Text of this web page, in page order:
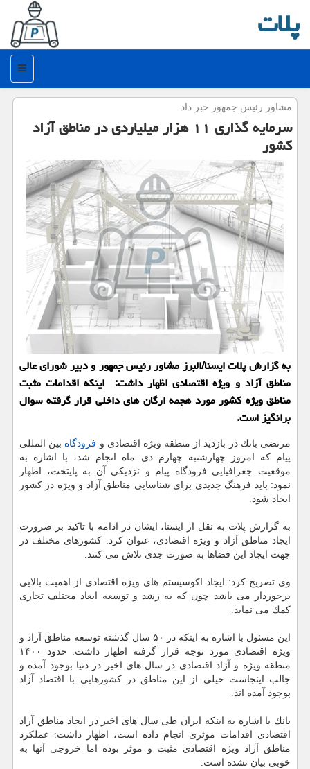
پلات
منو
مشاور رئیس جمهور خبر داد
سرمایه گذاری ۱۱ هزار میلیاردی در مناطق آزاد
كشور
به گزارش پلات ایسنا/البرز مشاور رئیس جمهور و دبیر شورای عالی
مناطق آزاد و ویژه اقتصادی اظهار داشت: اینكه اقدامات مثبت
مناطق ویژه كشور مورد هجمه ارگان های داخلی قرار گرفته سوال
برانگیز است.
مرتضی بانك در بازدید از منطقه ویژه اقتصادی و فرودگاه بین المللی
پیام كه امروز چهارشنبه چهارم دی ماه انجام شد، با اشاره به
موقعیت جغرافیایی فرودگاه پیام و نزدیكی آن به پایتخت، اظهار
نمود: باید فرهنگ جدیدی برای شناسایی مناطق آزاد و ویژه در كشور
ایجاد شود.
به گزارش پلات به نقل از ایسنا، ایشان در ادامه با تاكید بر ضرورت
ایجاد مناطق آزاد و ویژه اقتصادی، عنوان كرد: كشورهای مختلف در
جهت ایجاد این فضاها به صورت جدی تلاش می كنند.
وی تصریح كرد: ایجاد اكوسیستم های ویژه اقتصادی از اهمیت بالایی
برخوردار می باشد چون كه به رشد و توسعه ابعاد مختلف تجاری
كمك می نماید.
این مسئول با اشاره به اینكه در ۵۰ سال گذشته توسعه مناطق آزاد و
ویژه اقتصادی مورد توجه قرار گرفته اظهار داشت: حدود ۱۴۰۰
منطقه ویژه و آزاد اقتصادی در سال های اخیر در دنیا بوجود آمده و
جالب اینجاست خیلی از این مناطق در كشورهایی با اقتصاد آزاد
بوجود آمده اند.
بانك با اشاره به اینكه ایران طی سال های اخیر در ایجاد مناطق آزاد
اقتصادی اقدامات موثری انجام داده است، اظهار داشت: عملكرد
مناطق آزاد ویژه اقتصادی مثبت و موثر بوده اما خروجی آنها به
خوبی بیان نشده است.